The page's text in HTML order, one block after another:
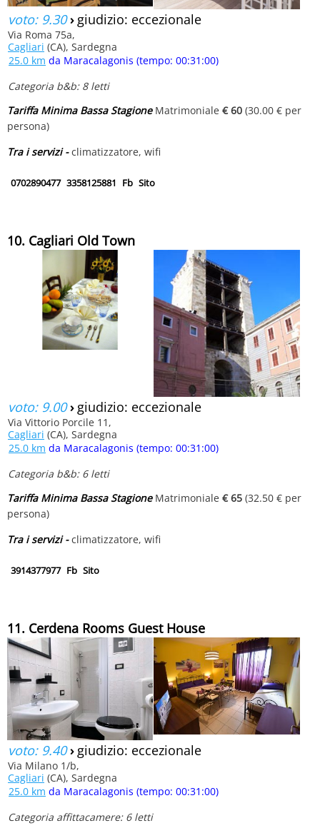
voto: 9.30› giudizio: eccezionale
Via Roma 75a,
Cagliari (CA), Sardegna
25.0 km da Maracalagonis (tempo: 00:31:00)
Categoria b&b: 8 letti
Tariffa Minima Bassa StagioneMatrimoniale € 60 (30.00 € per
persona)
Tra i servizi -climatizzatore, wifi
0702890477 3358125881 Fb Sito
10. Cagliari Old Town
voto: 9.00› giudizio: eccezionale
Via Vittorio Porcile 11,
Cagliari (CA), Sardegna
25.0 km da Maracalagonis (tempo: 00:31:00)
Categoria b&b: 6 letti
Tariffa Minima Bassa StagioneMatrimoniale € 65 (32.50 € per
persona)
Tra i servizi -climatizzatore, wifi
3914377977 Fb Sito
11. Cerdena Rooms Guest House
voto: 9.40› giudizio: eccezionale
Via Milano 1/b,
Cagliari (CA), Sardegna
25.0 km da Maracalagonis (tempo: 00:31:00)
Categoria affittacamere: 6 letti